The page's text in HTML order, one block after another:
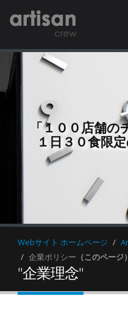
「１００店舗
１日３０食限
Webサイト ホームページ
企業ポリシー （このページ）
"企業理念"